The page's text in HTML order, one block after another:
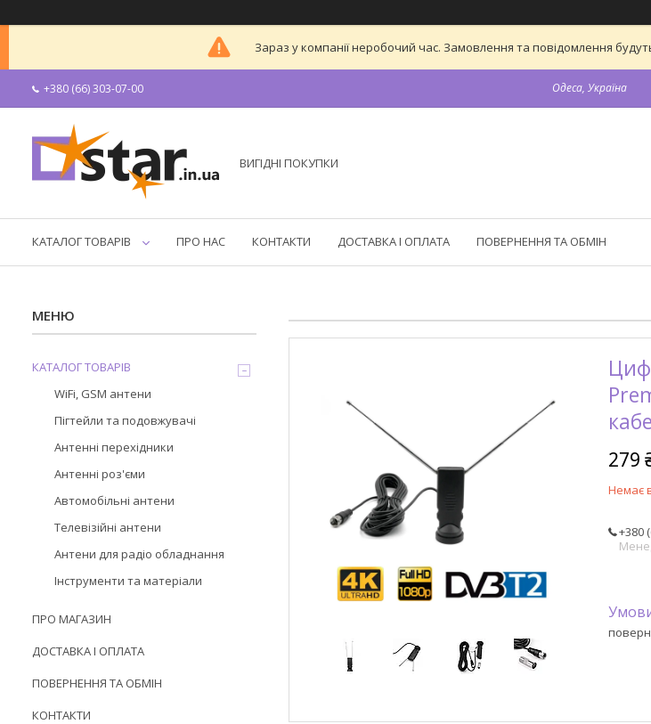
Зараз у компанії неробочий час. Замовлення та повідомлення
+380 (66) 303-07-00 Одеса, Україна
ВИГІДНІ ПОКУПКИ
КАТАЛОГ ТОВАРІВ ПРО НАС КОНТАКТИ ДОСТАВКА І ОПЛАТА ПОВЕРНЕННЯ ТА ОБМІН
279
Немає
+380
КАТАЛОГ ТОВАРІВ
WiFi, GSM антени
Пігтейли та подовжувачі
Антенні перехідники
Антенні роз'єми
Автомобільні антени
Телевізійні антени
Антени для радіо обладнання
Інструменти та матеріали
ПРО МАГАЗИН
ДОСТАВКА І ОПЛАТА
ПОВЕРНЕННЯ ТА ОБМІН
КОНТАКТИ